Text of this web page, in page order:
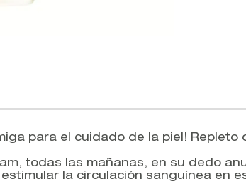
para el cuidado de la piel!
todas las mañanas, en su dedo
la circulación sanguínea en